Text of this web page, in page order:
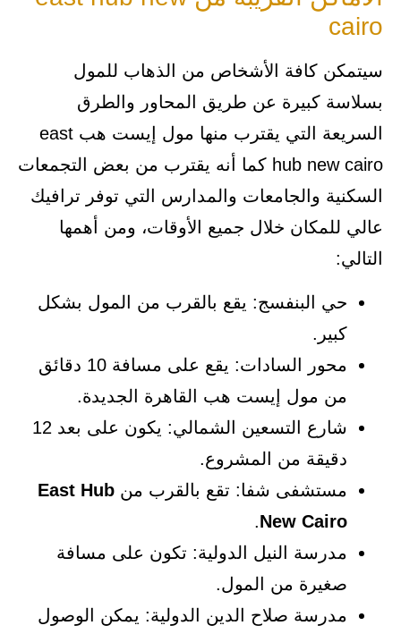
cairo
سيتمكن كافة الأشخاص من الذهاب للمول
بسلاسة كبيرة عن طريق المحاور والطرق
السريعة التي يقترب منها مول إيست هب east
hub new cairo كما أنه يقترب من بعض التجمعات
السكنية والجامعات والمدارس التي توفر ترافيك
عالي للمكان خلال جميع الأوقات، ومن أهمها
التالي:
حي البنفسج: يقع بالقرب من المول بشكل
كبير.
محور السادات: يقع على مسافة 10 دقائق
من مول إيست هب القاهرة الجديدة.
شارع التسعين الشمالي: يكون على بعد 12
دقيقة من المشروع.
مستشفى شفا: تقع بالقرب من East Hub
New Cairo
.
مدرسة النيل الدولية: تكون على مسافة
صغيرة من المول.
مدرسة صلاح الدين الدولية: يمكن الوصول